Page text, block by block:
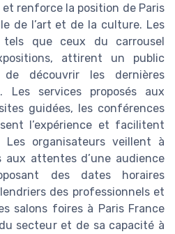
renforce la position de Paris
de l’art et de la culture. Les
tels que ceux du carrousel
attirent un public
de découvrir les dernières
Les services proposés aux
guidées, les conférences
l’expérience et facilitent
Les organisateurs veillent à
aux attentes d’une audience
des dates horaires
des professionnels et
salons foires à Paris France
secteur et de sa capacité à